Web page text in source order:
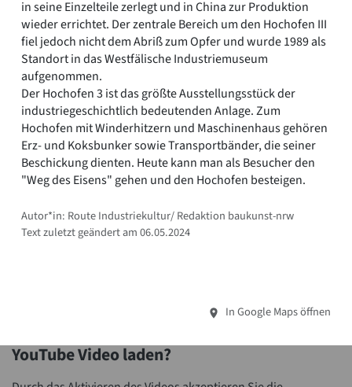
in seine Einzelteile zerlegt und in China zur Produktion
wieder errichtet. Der zentrale Bereich um den Hochofen III
fiel jedoch nicht dem Abriß zum Opfer und wurde 1989 als
Standort in das Westfälische Industriemuseum
aufgenommen.
Der Hochofen 3 ist das größte Ausstellungsstück der
industriegeschichtlich bedeutenden Anlage. Zum
Hochofen mit Winderhitzern und Maschinenhaus gehören
Erz- und Koksbunker sowie Transportbänder, die seiner
Beschickung dienten. Heute kann man als Besucher den
"Weg des Eisens" gehen und den Hochofen besteigen.
Autor*in: Route Industriekultur/ Redaktion baukunst-nrw
Text zuletzt geändert am 06.05.2024
In Google Maps öffnen
YouTube Video laden?